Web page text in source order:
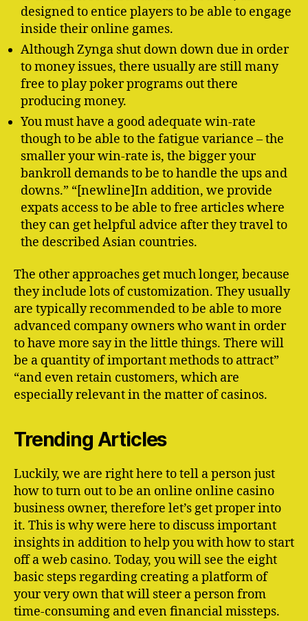
designed to entice players to be able to engage
inside their online games.
Although Zynga shut down down due in order
to money issues, there usually are still many
free to play poker programs out there
producing money.
You must have a good adequate win-rate
though to be able to the fatigue variance – the
smaller your win-rate is, the bigger your
bankroll demands to be to handle the ups and
downs.” “[newline]In addition, we provide
expats access to be able to free articles where
they can get helpful advice after they travel to
the described Asian countries.
The other approaches get much longer, because
they include lots of customization. They usually
are typically recommended to be able to more
advanced company owners who want in order
to have more say in the little things. There will
be a quantity of important methods to attract”
“and even retain customers, which are
especially relevant in the matter of casinos.
Trending Articles
Luckily, we are right here to tell a person just
how to turn out to be an online online casino
business owner, therefore let’s get proper into
it. This is why were here to discuss important
insights in addition to help you with how to start
off a web casino. Today, you will see the eight
basic steps regarding creating a platform of
your very own that will steer a person from
time-consuming and even financial missteps.